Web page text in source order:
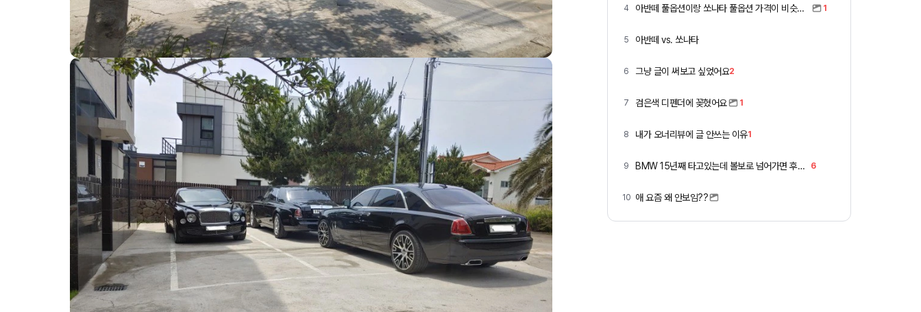
4 아반떼 풀옵션이랑 쏘나타 풀옵션 가격이 비슷하네요 1
5 아반떼 vs. 쏘나타
6 그냥 글이 써보고 싶었어요2
7 검은색 디펜더에 꽂혔어요 1
8 내가 오너리뷰에 글 안쓰는 이유1
9 BMW 15년째 타고있는데 볼보로 넘어가면 후회할까요 ? 6
10 애 요즘 왜 안보임??